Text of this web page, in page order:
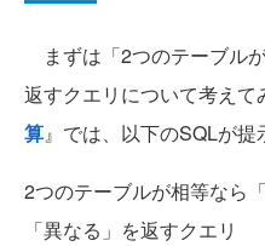
まずは「2つのテーブル
返すクエリについて考えて
算』では、以下のSQLが提
2つのテーブルが相等なら
「異なる」を返すクエリ